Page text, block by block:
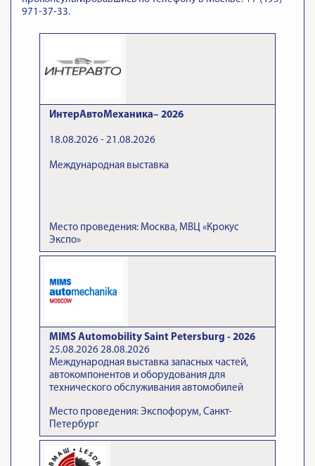
971-37-33.
ИнтерАвтоМеханика– 2026
18.08.2026 - 21.08.2026
Международная выставка
Место проведения: Москва, МВЦ «Крокус
Экспо»
MIMS Automobility Saint Petersburg - 2026
25.08.2026 28.08.2026
Международная выставка запасных частей,
автокомпонентов и оборудования для
технического обслуживания автомобилей
Место проведения: Экспофорум, Санкт-
Петербург